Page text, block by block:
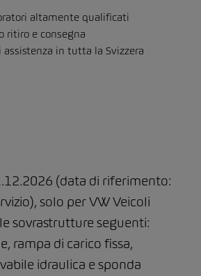
altamente qualificati
ritiro e consegna
assistenza in tutta la Svizzera
(data di riferimento:
solo per VW Veicoli
sovrastrutture seguenti:
rampa di carico fissa,
idraulica e sponda